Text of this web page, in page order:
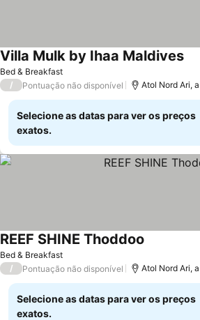
Bed & Breakfast
Villa Mulk by Ihaa Maldives
/ Pontuação não disponível Atol Nord Ari,
Selecione as datas para ver os preços
exatos.
Bed & Breakfast
REEF SHINE Thoddoo
/ Pontuação não disponível Atol Nord Ari,
Selecione as datas para ver os preços
exatos.